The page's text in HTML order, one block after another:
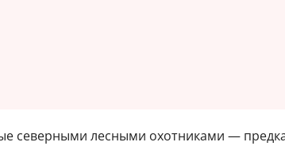
северными лесными охотниками —